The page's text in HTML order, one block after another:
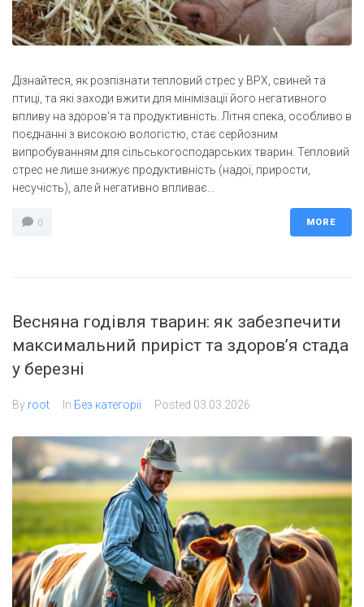
Дізнайтеся, як розпізнати тепловий стрес у ВРХ, свиней та
птиці, та які заходи вжити для мінімізації його негативного
впливу на здоров'я та продуктивність. Літня спека, особливо в
поєднанні з високою вологістю, стає серйозним
випробуванням для сільськогосподарських тварин. Тепловий
стрес не лише знижує продуктивність (надої, прирости,
несучість), але й негативно впливає...
0 MORE
Весняна годівля тварин: як забезпечити
максимальний приріст та здоров’я стада
у березні
By root In Без категорії Posted 03.03.2026